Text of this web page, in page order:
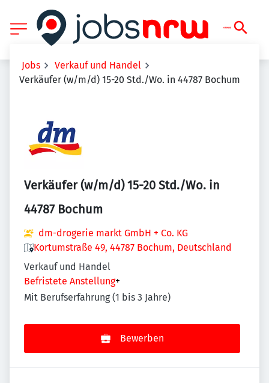
Jobs
Verkauf und Handel
Verkäufer (w/m/d) 15-20 Std./Wo. in 44787 Bochum
Verkäufer (w/m/d) 15-20 Std./Wo. in
44787 Bochum
dm-drogerie markt GmbH + Co. KG
Kortumstraße 49, 44787 Bochum, Deutschland
Verkauf und Handel
Befristete Anstellung+
Mit Berufserfahrung (1 bis 3 Jahre)
Bewerben